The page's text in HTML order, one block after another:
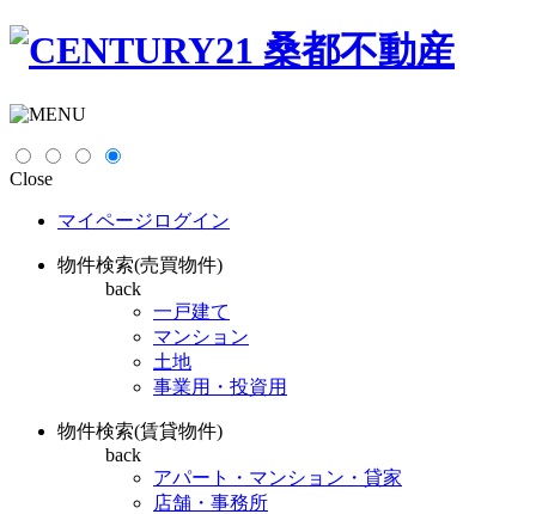
Close
マイページログイン
物件検索(売買物件)
back
一戸建て
マンション
土地
事業用・投資用
物件検索(賃貸物件)
back
アパート・マンション・貸家
店舗・事務所